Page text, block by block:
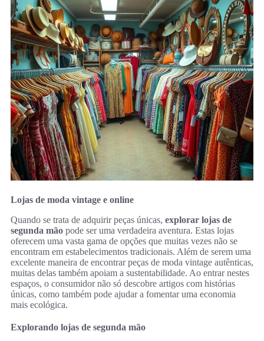
Lojas de moda vintage e online
Quando se trata de adquirir peças únicas, explorar lojas de
segunda mão pode ser uma verdadeira aventura. Estas lojas
oferecem uma vasta gama de opções que muitas vezes não se
encontram em estabelecimentos tradicionais. Além de serem uma
excelente maneira de encontrar peças de moda vintage autênticas,
muitas delas também apoiam a sustentabilidade. Ao entrar nestes
espaços, o consumidor não só descobre artigos com histórias
únicas, como também pode ajudar a fomentar uma economia
mais ecológica.
Explorando lojas de segunda mão